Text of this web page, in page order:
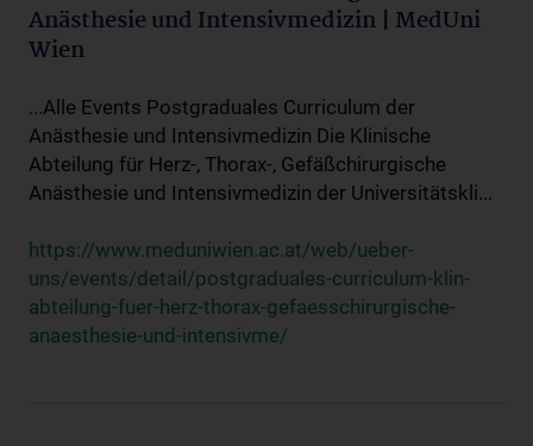
Anästhesie und Intensivmedizin | MedUni
Wien
...Alle Events Postgraduales Curriculum der
Anästhesie und Intensivmedizin Die Klinische
Abteilung für Herz-, Thorax-, Gefäßchirurgische
Anästhesie und Intensivmedizin der Universitätskli...
https://www.meduniwien.ac.at/web/ueber-
uns/events/detail/postgraduales-curriculum-klin-
abteilung-fuer-herz-thorax-gefaesschirurgische-
anaesthesie-und-intensivme/